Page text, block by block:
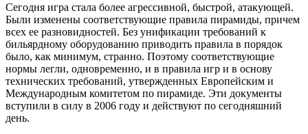
Сегодня игра стала более агрессивной, быстрой, атакующей.
Были изменены соответствующие правила пирамиды, причем
всех ее разновидностей. Без унификации требований к
бильярдному оборудованию приводить правила в порядок
было, как минимум, странно. Поэтому соответствующие
нормы легли, одновременно, и в правила игр и в основу
технических требований, утвержденных Европейским и
Международным комитетом по пирамиде. Эти документы
вступили в силу в 2006 году и действуют по сегодняшний
день.